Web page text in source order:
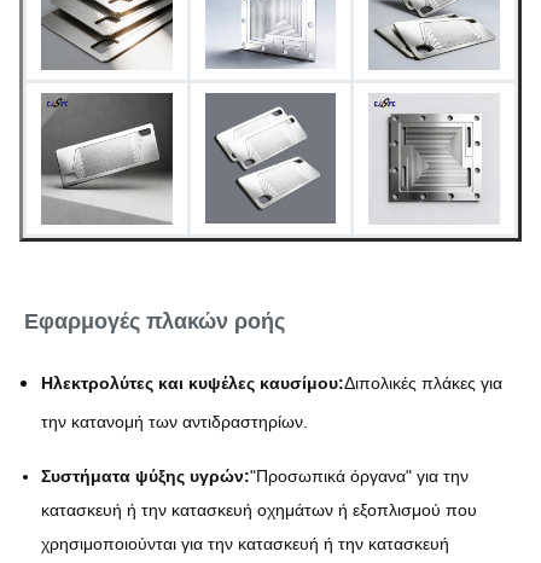
Τελεία επιφάνειας
(Ra<0,2μm), επικαλυμμένο
με PTFE, νιτρωμένο
Εφαρμογές πλακών ροής
Ηλεκτρολύτες και κυψέλες καυσίμου:Διπολικές πλάκες για
την κατανομή των αντιδραστηρίων.
Συστήματα ψύξης υγρών:"Προσωπικά όργανα" για την
κατασκευή ή την κατασκευή οχημάτων ή εξοπλισμού που
χρησιμοποιούνται για την κατασκευή ή την κατασκευή